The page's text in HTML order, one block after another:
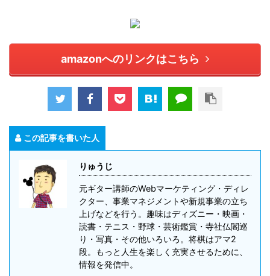
amazonへのリンクはこちら
この記事を書いた人
りゅうじ
元ギター講師のWebマーケティング・ディレ
クター、事業マネジメントや新規事業の立ち
上げなどを行う。趣味はディズニー・映画・
読書・テニス・野球・芸術鑑賞・寺社仏閣巡
り・写真・その他いろいろ。将棋はアマ2
段。もっと人生を楽しく充実させるために、
情報を発信中。